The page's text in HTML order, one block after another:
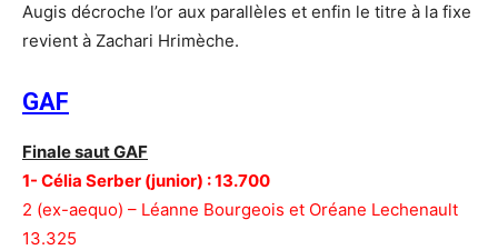
Augis décroche l’or aux parallèles et enfin le titre à la fixe
revient à Zachari Hrimèche.
GAF
Finale saut GAF
1- Célia Serber (junior) : 13.700
2 (ex-aequo) – Léanne Bourgeois et Oréane Lechenault
13.325